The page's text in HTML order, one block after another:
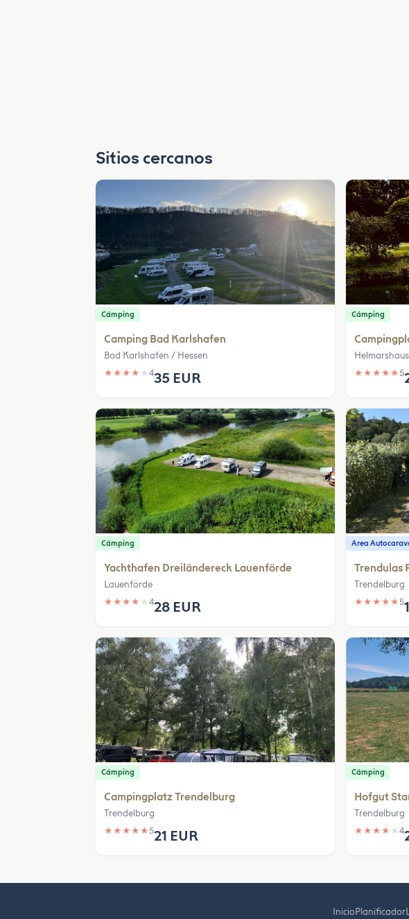
Sitios cercanos
Cámping
Camping Bad Karlshafen
Bad Karlshafen / Hessen
★ ★ ★ ★ ★ 435 EUR
Cámping
★ ★ ★ ★ ★5
Cámping
Yachthafen Dreiländereck Lauenförde
Lauenförde
★ ★ ★ ★ ★ 428 EUR
Area
Trendulas
Trendelburg
★ ★ ★ ★ ★5
Cámping
Campingplatz Trendelburg
Trendelburg
★ ★ ★ ★ ★521 EUR
Cámping
Hofgut
Trendelburg
★ ★ ★ ★ ★4
Inicio Planificador